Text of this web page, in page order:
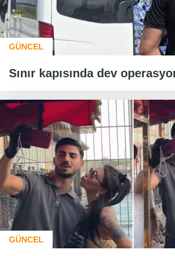
GÜNCEL
Sınır kapısında dev
GÜNCEL